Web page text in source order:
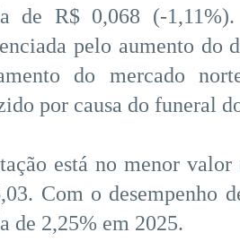
de R$ 0,068 (-
pelo aumento do
do mercado
por causa do funeral
está no menor valor
Com o desempenho
de 2,25% em 2025.